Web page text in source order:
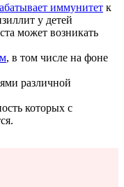
иммунитет к
у детей
может возникать
, в том числе на фоне
различной
которых с